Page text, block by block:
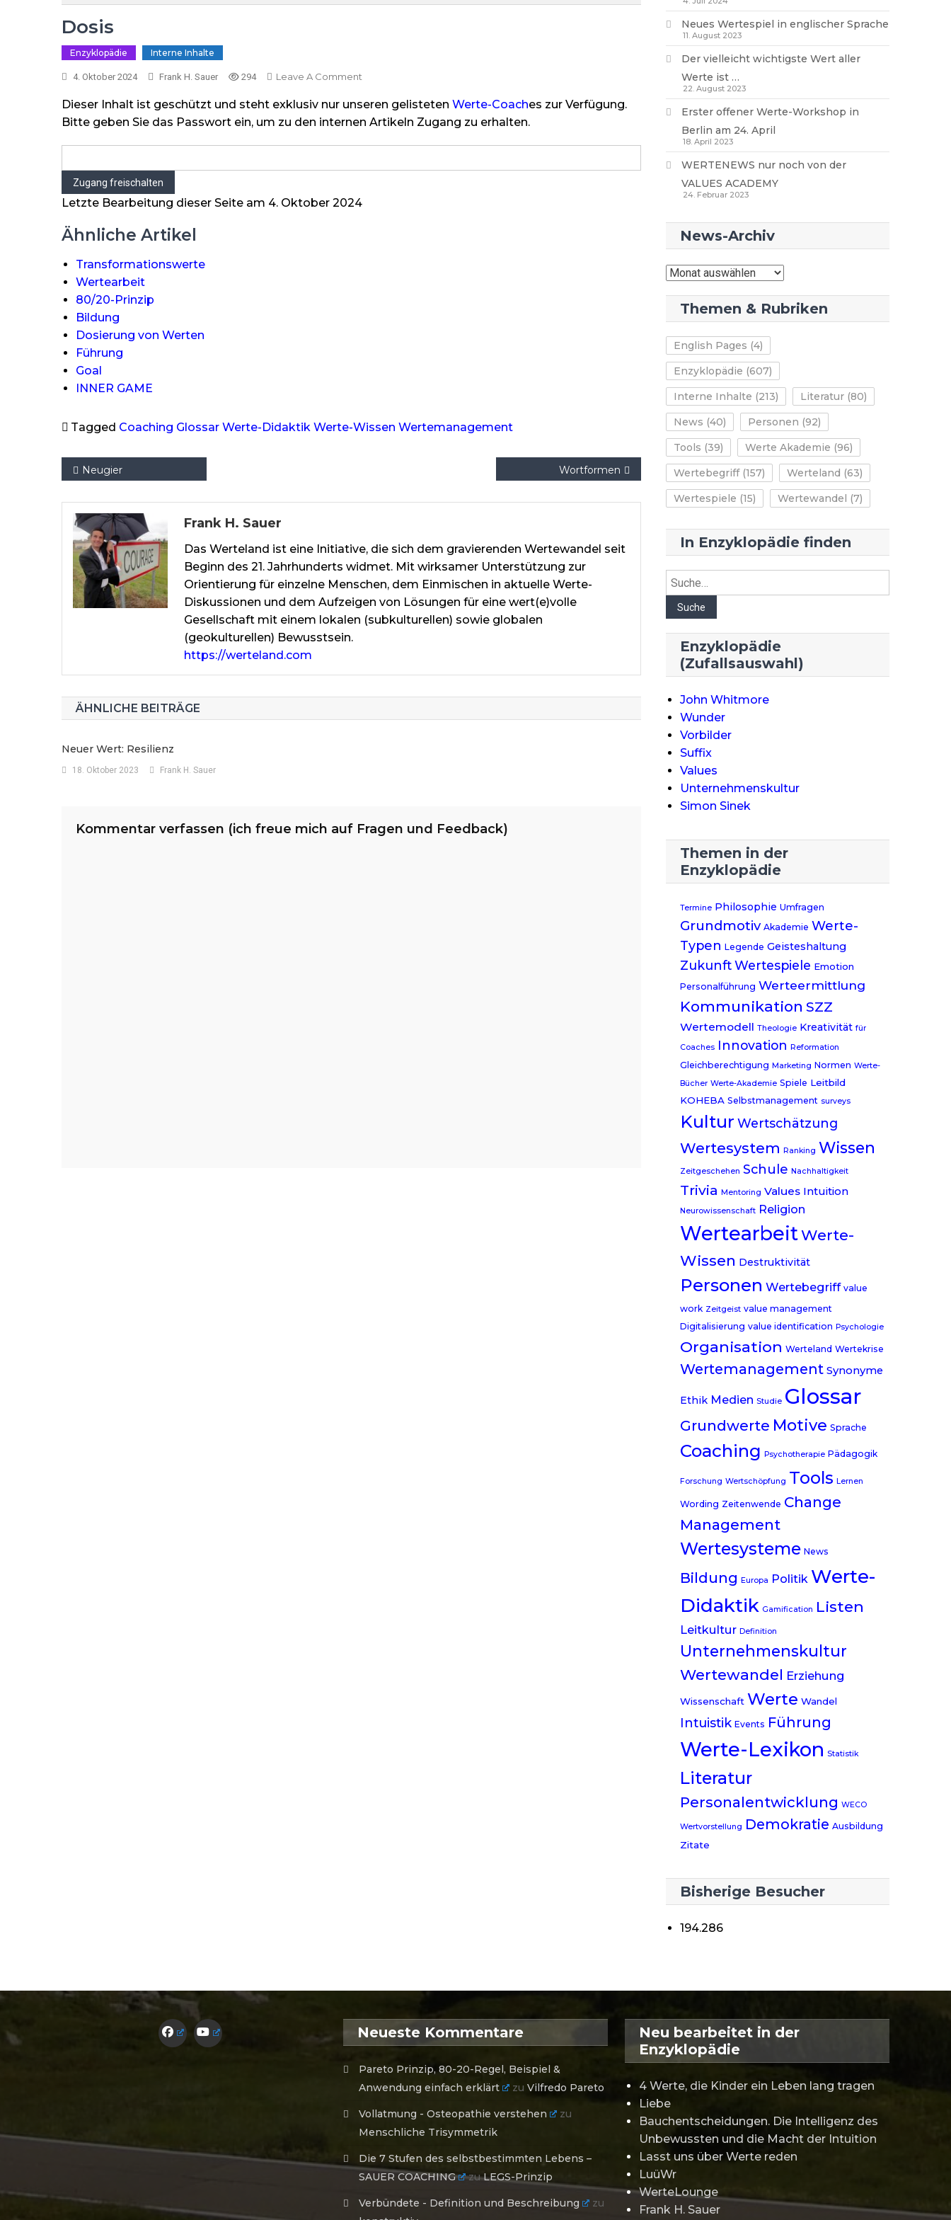
Dosis
Enzyklopädie Interne Inhalte
4. Oktober 2024 Frank H. Sauer 294 Leave A Comment
Dieser Inhalt ist geschützt und steht exklusiv nur unseren gelisteten Werte-Coaches zur Verfügung.
Bitte geben Sie das Passwort ein, um zu den internen Artikeln Zugang zu erhalten.
Letzte Bearbeitung dieser Seite am 4. Oktober 2024
Ähnliche Artikel
Transformationswerte
Wertearbeit
80/20-Prinzip
Bildung
Dosierung von Werten
Führung
Goal
INNER GAME
Tagged Coaching Glossar Werte-Didaktik Werte-Wissen Wertemanagement
Beitragsnavigation
Neugier Wortformen
Frank H. Sauer
Das Werteland ist eine Initiative, die sich dem gravierenden Wertewandel seit
Beginn des 21. Jahrhunderts widmet. Mit wirksamer Unterstützung zur
Orientierung für einzelne Menschen, dem Einmischen in aktuelle Werte-
Diskussionen und dem Aufzeigen von Lösungen für eine wert(e)volle
Gesellschaft mit einem lokalen (subkulturellen) sowie globalen
(geokulturellen) Bewusstsein.
https://werteland.com
ÄHNLICHE BEITRÄGE
Neuer Wert: Resilienz
18. Oktober 2023 Frank H. Sauer
Kommentar verfassen (ich freue mich auf Fragen und Feedback)
Neues Wertespiel in englischer Sprache
11. August 2023
Der vielleicht wichtigste Wert aller
Werte ist …
22. August 2023
Erster offener Werte-Workshop in
Berlin am 24. April
18. April 2023
WERTENEWS nur noch von der
VALUES ACADEMY
24. Februar 2023
News-Archiv
News-
Themen & Rubriken
English Pages (4)
Enzyklopädie (607)
Interne Inhalte (213) Literatur (80)
News (40) Personen (92)
Tools (39) Werte Akademie (96)
Wertebegriff(157) Werteland (63)
Wertespiele (15) Wertewandel (7)
In Enzyklopädie finden
Suche
Suche
Enzyklopädie
(Zufallsauswahl)
John Whitmore
Wunder
Vorbilder
Suffix
Values
Unternehmenskultur
Simon Sinek
Themen in der
Enzyklopädie
Termine Philosophie Umfragen
Grundmotiv Akademie Werte-
Typen Legende Geisteshaltung
ZukunftWertespiele Emotion
Personalführung Werteermittlung
Kommunikation SZZ
Wertemodell Theologie Kreativität für
Coaches Innovation Reformation
Gleichberechtigung Marketing Normen Werte-
Bücher Werte-Akademie Spiele Leitbild
KOHEBA Selbstmanagement surveys
Kultur Wertschätzung
Wertesystem Ranking Wissen
Zeitgeschehen Schule Nachhaltigkeit
Trivia Mentoring Values Intuition
Neurowissenschaft Religion
WertearbeitWerte-
Wissen Destruktivität
Personen Wertebegriff value
work Zeitgeist value management
Digitalisierung value identification Psychologie
Organisation Werteland Wertekrise
Wertemanagement Synonyme
Ethik Medien Studie Glossar
Grundwerte Motive Sprache
Coaching Psychotherapie Pädagogik
Forschung Wertschöpfung Tools Lernen
Wording Zeitenwende Change
Management
Wertesysteme News
Bildung Europa Politik Werte-
Didaktik Gamification Listen
Leitkultur Definition
Unternehmenskultur
Wertewandel Erziehung
Wissenschaft Werte Wandel
Intuistik Events Führung
Werte-Lexikon Statistik
Literatur
Personalentwicklung WECO
Wertvorstellung Demokratie Ausbildung
Zitate
Bisherige Besucher
194.286
Neueste Kommentare
Pareto Prinzip, 80-20-Regel, Beispiel &
Anwendung einfach erklärt
zuVilfredo Pareto
Vollatmung - Osteopathie verstehen
zu
Menschliche Trisymmetrik
Die 7 Stufen des selbstbestimmten Lebens –
SAUER COACHING
zuLEGS-Prinzip
Verbündete - Definition und Beschreibung
zu
Neu bearbeitet in der
Enzyklopädie
4 Werte, die Kinder ein Leben lang tragen
Liebe
Bauchentscheidungen. Die Intelligenz des
Unbewussten und die Macht der Intuition
Lasst uns über Werte reden
LuüWr
WerteLounge
Frank H. Sauer